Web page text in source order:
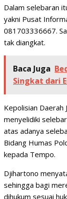
Dalam selebaran
yakni Pusat
081703336667.
tak diangkat.
Baca Juga
Singkat dari
Kepolisian Daerah
menyelidiki
atas adanya
Bidang Humas
kepada Tempo.
Djihartono
sehingga bagi
dihukum sesuai